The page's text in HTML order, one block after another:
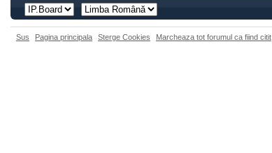
Sus Pagina principala Sterge Cookies Marcheaza tot forumul ca fiind citit